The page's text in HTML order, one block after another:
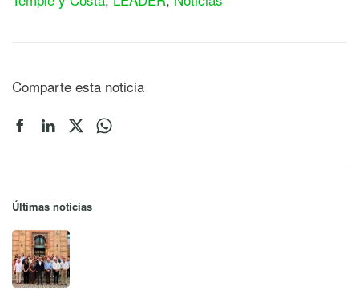
Comparte esta noticia
Últimas noticias